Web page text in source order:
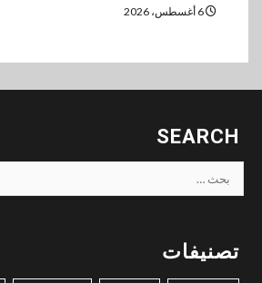
SEARCH
البحث
عن:
تصنيفات